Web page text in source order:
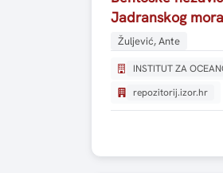
Jadranskog
Žuljević, Ante
INSTITUT ZA
repozitorij.izor.hr